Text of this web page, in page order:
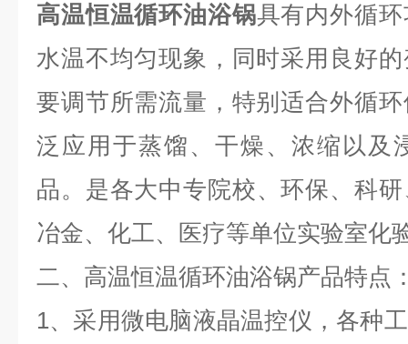
高温恒温循环油浴锅具有内外循
水温不均匀现象，同时采用良好
要调节所需流量，特别适合外循
泛应用于蒸馏、干燥、浓缩以及
品。 是各大中专院校、环保、科
冶金、化工、医疗等单位实验室化
二、 高温恒温循环油浴锅产品特点
1、采用微电脑液晶温控仪，各种